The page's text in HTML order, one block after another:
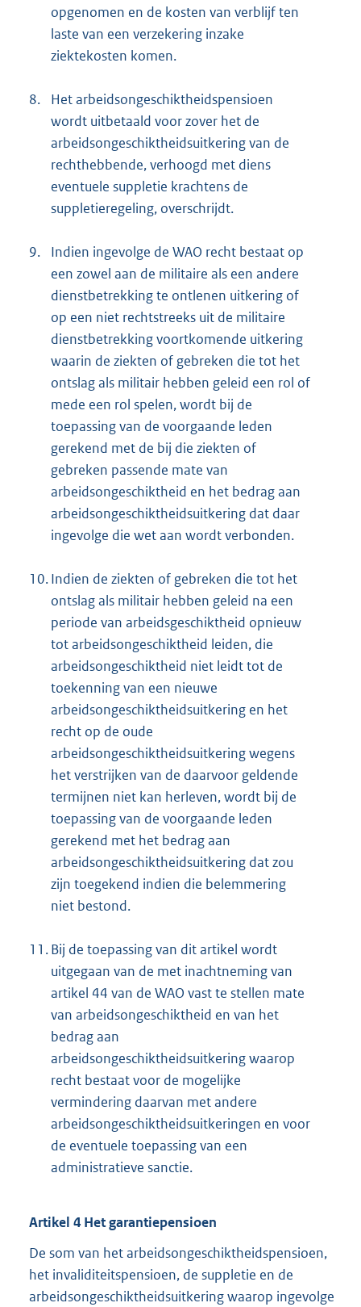
opgenomen en de kosten van verblijf ten
laste van een verzekering inzake
ziektekosten komen.
8.
Het arbeidsongeschiktheidspensioen
wordt uitbetaald voor zover het de
arbeidsongeschiktheidsuitkering van de
rechthebbende, verhoogd met diens
eventuele suppletie krachtens de
suppletieregeling, overschrijdt.
9.
Indien ingevolge de WAO recht bestaat op
een zowel aan de militaire als een andere
dienstbetrekking te ontlenen uitkering of
op een niet rechtstreeks uit de militaire
dienstbetrekking voortkomende uitkering
waarin de ziekten of gebreken die tot het
ontslag als militair hebben geleid een rol of
mede een rol spelen, wordt bij de
toepassing van de voorgaande leden
gerekend met de bij die ziekten of
gebreken passende mate van
arbeidsongeschiktheid en het bedrag aan
arbeidsongeschiktheidsuitkering dat daar
ingevolge die wet aan wordt verbonden.
10.Indien de ziekten of gebreken die tot het
ontslag als militair hebben geleid na een
periode van arbeidsgeschiktheid opnieuw
tot arbeidsongeschiktheid leiden, die
arbeidsongeschiktheid niet leidt tot de
toekenning van een nieuwe
arbeidsongeschiktheidsuitkering en het
recht op de oude
arbeidsongeschiktheidsuitkering wegens
het verstrijken van de daarvoor geldende
termijnen niet kan herleven, wordt bij de
toepassing van de voorgaande leden
gerekend met het bedrag aan
arbeidsongeschiktheidsuitkering dat zou
zijn toegekend indien die belemmering
niet bestond.
11.Bij de toepassing van dit artikel wordt
uitgegaan van de met inachtneming van
artikel 44 van de WAO vast te stellen mate
van arbeidsongeschiktheid en van het
bedrag aan
arbeidsongeschiktheidsuitkering waarop
recht bestaat voor de mogelijke
vermindering daarvan met andere
arbeidsongeschiktheidsuitkeringen en voor
de eventuele toepassing van een
administratieve sanctie.
Artikel 4 Het garantiepensioen
De som van het arbeidsongeschiktheidspensioen,
het invaliditeitspensioen, de suppletie en de
arbeidsongeschiktheidsuitkering waarop ingevolge